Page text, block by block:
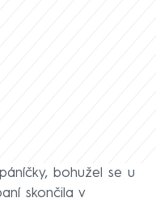
bohužel se u
skončila v